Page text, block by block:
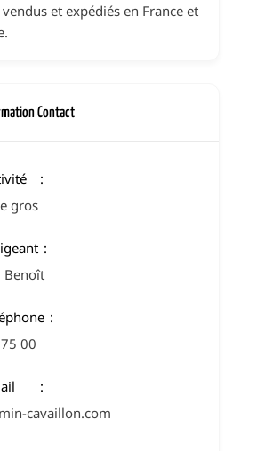
et expédiés en France et
Contact
gros
Benoît
00
cavaillon.com